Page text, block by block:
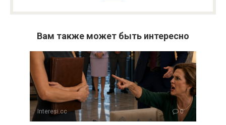
Вам также может быть интересно
Interesi.cc 0